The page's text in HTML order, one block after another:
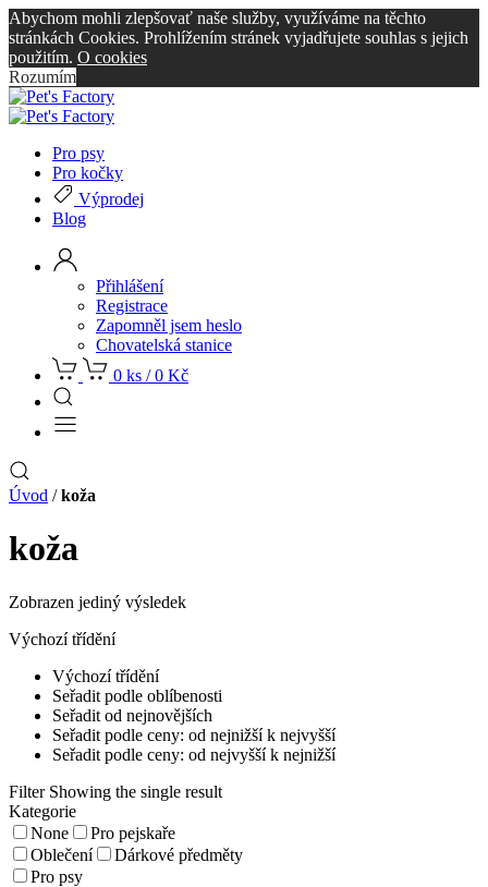
Abychom mohli zlepšovať naše služby, využíváme na těchto
stránkách Cookies. Prohlížením stránek vyjadřujete souhlas s jejich
použitím. O cookies
Rozumím
Pro psy
Pro kočky
Výprodej
Blog
Přihlášení
Registrace
Zapomněl jsem heslo
Chovatelská stanice
0 ks / 0 Kč
Úvod /koža
koža
Zobrazen jediný výsledek
Výchozí třídění
Výchozí třídění
Seřadit podle oblíbenosti
Seřadit od nejnovějších
Seřadit podle ceny: od nejnižší k nejvyšší
Seřadit podle ceny: od nejvyšší k nejnižší
Filter Showing the single result
Kategorie
None
Pro pejskaře
Oblečení
Dárkové předměty
Pro psy